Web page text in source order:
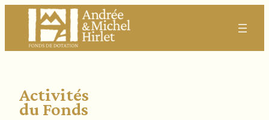
Activités
du Fonds